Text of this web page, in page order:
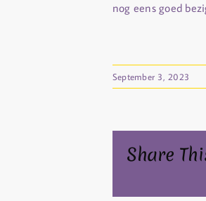
nog eens goed
September 3, 2023
Share